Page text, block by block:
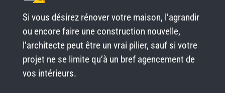
Si vous désirez rénover votre maison, l’agrandir
ou encore faire une construction nouvelle,
l’architecte peut être un vrai pilier, sauf si votre
projet ne se limite qu’à un bref agencement de
vos intérieurs.